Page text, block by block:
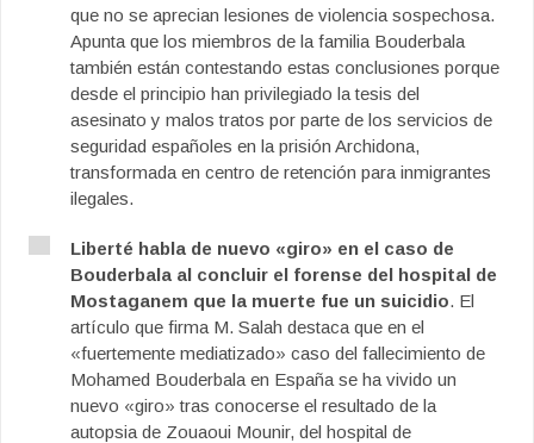
que no se aprecian lesiones de violencia sospechosa.
Apunta que los miembros de la familia Bouderbala
también están contestando estas conclusiones porque
desde el principio han privilegiado la tesis del
asesinato y malos tratos por parte de los servicios de
seguridad españoles en la prisión Archidona,
transformada en centro de retención para inmigrantes
ilegales.
Liberté habla de nuevo «giro» en el caso de
Bouderbala al concluir el forense del hospital de
Mostaganem que la muerte fue un suicidio. El
artículo que firma M. Salah destaca que en el
«fuertemente mediatizado» caso del fallecimiento de
Mohamed Bouderbala en España se ha vivido un
nuevo «giro» tras conocerse el resultado de la
autopsia de Zouaoui Mounir, del hospital de